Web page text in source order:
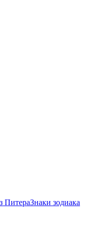
ПитераЗнаки зодиака